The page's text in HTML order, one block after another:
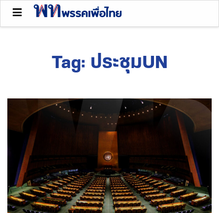
Tag: ประชุมUN